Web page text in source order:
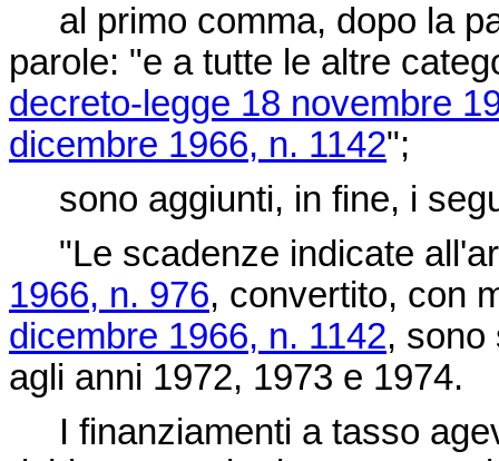
al primo comma, dopo la
parole: "e a tutte le altre
decreto-legge 18 novembre
dicembre 1966, n. 1142";
sono aggiunti, in fine, i
"Le scadenze indicate
1966, n. 976, convertito, con
dicembre 1966, n. 1142, sono
agli anni 1972, 1973 e 1974.
I finanziamenti a tasso